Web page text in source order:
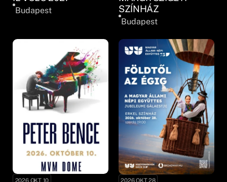
Budapest
SZÍNHÁZ
Budapest
2026 OKT 10